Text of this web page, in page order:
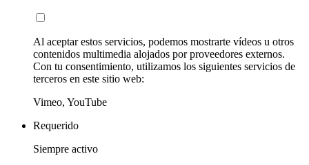
Al aceptar estos servicios, podemos mostrarte vídeos u otros
contenidos multimedia alojados por proveedores externos.
Con tu consentimiento, utilizamos los siguientes servicios de
terceros en este sitio web:
Vimeo, YouTube
Requerido
Siempre activo